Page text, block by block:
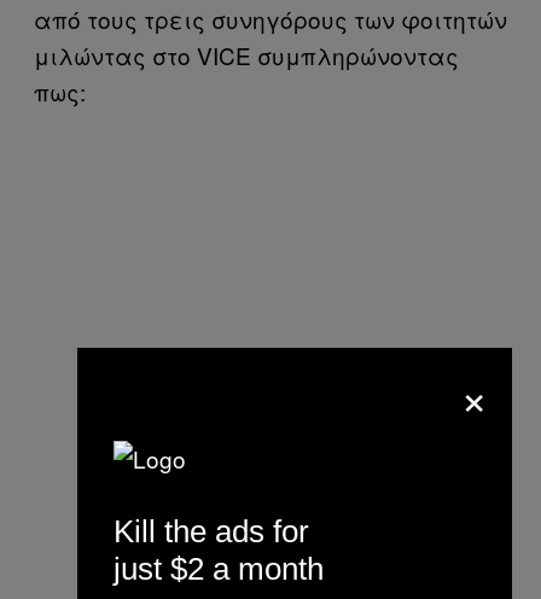
από τους τρεις συνηγόρους των φοιτητών
μιλώντας στο VICE συμπληρώνοντας
πως:
×
Kill the ads for
just $2 a month